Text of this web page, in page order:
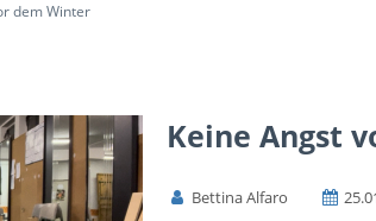
dem Winter
Keine Angst
Bettina Alfaro